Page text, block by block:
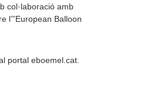
col·laboració amb
l’”European Balloon
portal eboemel.cat.